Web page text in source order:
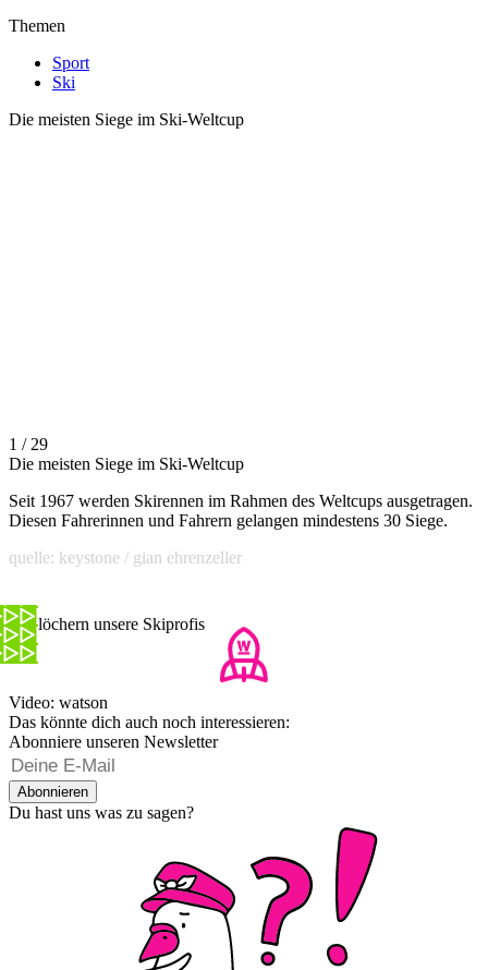
Themen
Sport
Ski
Die meisten Siege im Ski-Weltcup
1 / 29
Die meisten Siege im Ski-Weltcup
Seit 1967 werden Skirennen im Rahmen des Weltcups ausgetragen.
Diesen Fahrerinnen und Fahrern gelangen mindestens 30 Siege.
quelle: keystone / gian ehrenzeller
Wir löchern unsere Skiprofis
Video: watson
Das könnte dich auch noch interessieren:
Abonniere unseren Newsletter
Abonnieren
Du hast uns was zu sagen?